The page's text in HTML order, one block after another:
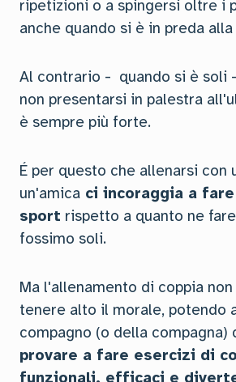
ripetizioni o a spingersi oltre i
anche quando si è in preda
Al contrario - quando si è soli
non presentarsi in palestra
è sempre più forte.
É per questo che allenarsi con
un'amica ci incoraggia a
sport rispetto a quanto ne
fossimo soli.
Ma l'allenamento di coppia
tenere alto il morale, potendo
compagno (o della compagna)
provare a fare esercizi di
funzionali, efficaci e